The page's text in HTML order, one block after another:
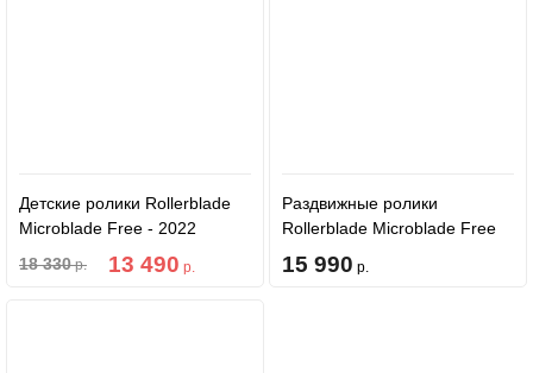
Детские ролики Rollerblade
Microblade Free - 2022
18 330р. 13 490 р.
Раздвижные ролики
Rollerblade Microblade Free
3WD - 2021 Anthracite/Lime
15 990 р.